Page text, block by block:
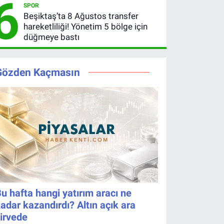
Kazandıran
6 Numara
2026
kazanan
SPOR
Beşiktaş’ta 8 Ağustos transfer
hareketliliği! Yönetim 5 bölge için
düğmeye bastı
Kaçmasın
hafta hangi yatırım aracı ne
kazandırdı? Altın açık ara